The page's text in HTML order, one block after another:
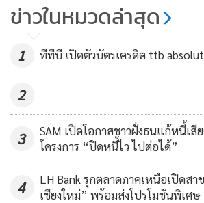
(EcoX) ธุรกิจด้านเทคโนโลยีและ Green
เต็มสูบในปีหน้า
364
น้ำมันลง 3 วันติ
ชะลอตัว หุ้นส
ข่าวในหมวดล่าสุด
1 ทีทีบี เปิดตัวบัตรเครดิต ttb
2
3
SAM เปิดโอกาสชาวฝั่งธนแก้หนี้เสี
โครงการ “ปิดหนี้ไว ไปต่อได้”
4
LH Bank รุกตลาดภาคเหนือเปิดสา
เชียงใหม่” พร้อมส่งโปรโมชันพิเศษ